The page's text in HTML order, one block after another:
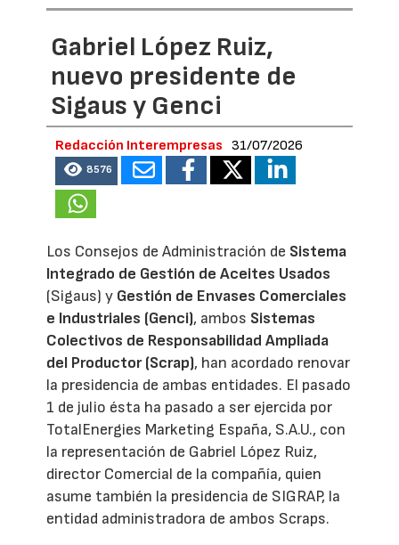
Gabriel López Ruiz,
nuevo presidente de
Sigaus y Genci
Redacción Interempresas 31/07/2026
8576
Los Consejos de Administración de Sistema
Integrado de Gestión de Aceites Usados
(Sigaus) y Gestión de Envases Comerciales
e Industriales (Genci), ambos Sistemas
Colectivos de Responsabilidad Ampliada
del Productor (Scrap), han acordado renovar
la presidencia de ambas entidades. El pasado
1 de julio ésta ha pasado a ser ejercida por
TotalEnergies Marketing España, S.A.U., con
la representación de Gabriel López Ruiz,
director Comercial de la compañía, quien
asume también la presidencia de SIGRAP, la
entidad administradora de ambos Scraps.